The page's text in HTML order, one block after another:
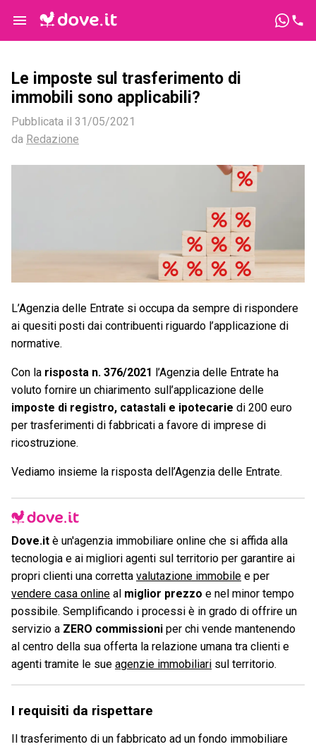
Le imposte sul trasferimento di
immobili sono applicabili?
Pubblicata il 31/05/2021
da Redazione
L’Agenzia delle Entrate si occupa da sempre di rispondere
ai quesiti posti dai contribuenti riguardo l’applicazione di
normative.
Con la risposta n. 376/2021 l’Agenzia delle Entrate ha
voluto fornire un chiarimento sull’applicazione delle
imposte di registro, catastali e ipotecarie di 200 euro
per trasferimenti di fabbricati a favore di imprese di
ricostruzione.
Vediamo insieme la risposta dell’Agenzia delle Entrate.
Dove.it è un'agenzia immobiliare online che si affida alla
tecnologia e ai migliori agenti sul territorio per garantire ai
propri clienti una corretta valutazione immobile e per
vendere casa online al miglior prezzo e nel minor tempo
possibile. Semplificando i processi è in grado di offrire un
servizio a ZERO commissioni per chi vende mantenendo
al centro della sua offerta la relazione umana tra clienti e
agenti tramite le sue agenzie immobiliari sul territorio.
I requisiti da rispettare
Il trasferimento di un fabbricato ad un fondo immobiliare